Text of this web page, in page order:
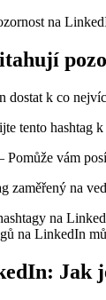
dostat k co
tento hashtag
Pomůže vám
zaměřený na
na
na LinkedIn
Jak